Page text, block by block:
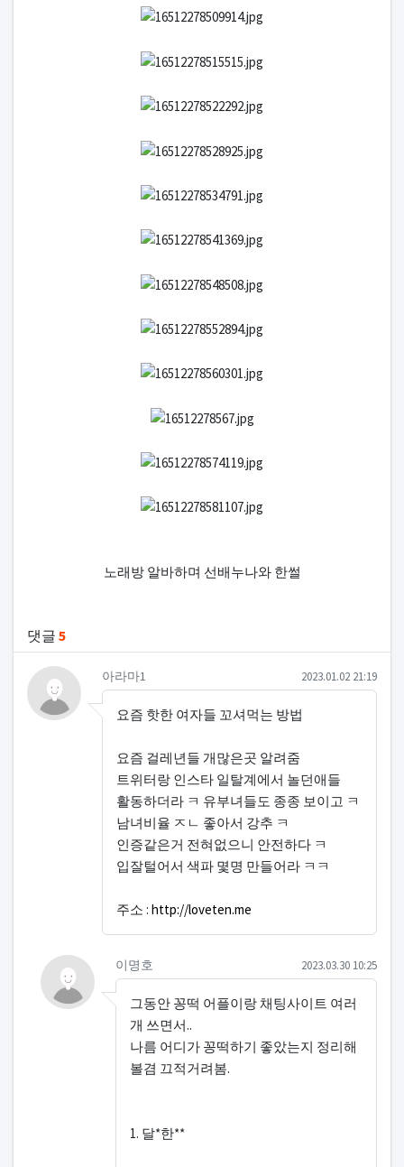
노래방 알바하며 선배누나와 한썰
댓글 5
아라마1님의 댓글
아라마1 작성일
2023.01.02 21:19
요즘 핫한 여자들 꼬셔먹는 방법
요즘 걸레년들 개많은곳 알려줌
트위터랑 인스타 일탈계에서 놀던애들
활동하더라 ㅋ 유부녀들도 종종 보이고 ㅋ
남녀비율 ㅈㄴ 좋아서 강추 ㅋ
인증같은거 전혀없으니 안전하다 ㅋ
입잘털어서 색파 몇명 만들어라 ㅋㅋ
주소 : http://loveten.me
이명호님의 댓글의
댓글
이명호 작성일
2023.03.30 10:25
그동안 꽁떡 어플이랑 채팅사이트 여러
개 쓰면서..
나름 어디가 꽁떡하기 좋았는지 정리해
볼겸 끄적거려봄.
1. 달*한**